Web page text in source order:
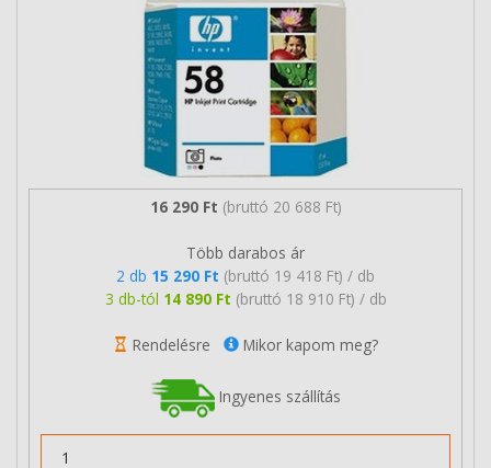
16 290 Ft (bruttó 20 688 Ft)
Több darabos ár
2 db 15 290 Ft (bruttó 19 418 Ft) / db
3 db-tól 14 890 Ft (bruttó 18 910 Ft) / db
Rendelésre Mikor kapom meg?
Ingyenes szállítás